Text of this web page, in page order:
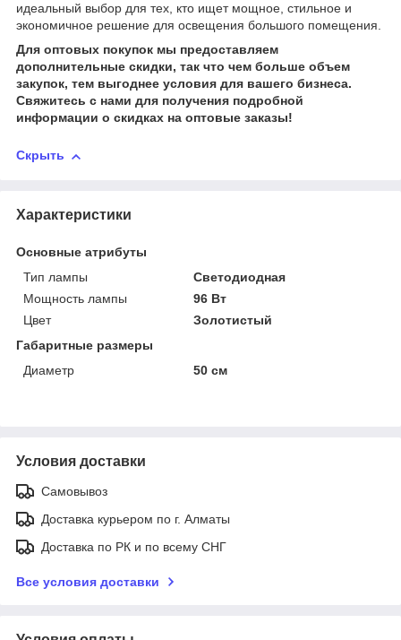
идеальный выбор для тех, кто ищет мощное, стильное и
экономичное решение для освещения большого помещения.
Для оптовых покупок мы предоставляем
дополнительные скидки, так что чем больше объем
закупок, тем выгоднее условия для вашего бизнеса.
Свяжитесь с нами для получения подробной
информации о скидках на оптовые заказы!
Скрыть
Характеристики
Основные атрибуты
Тип лампы
Светодиодная
Мощность лампы
96 Вт
Цвет
Золотистый
Габаритные размеры
Диаметр
50 см
Условия доставки
Самовывоз
Доставка курьером по г. Алматы
Доставка по РК и по всему СНГ
Все условия доставки